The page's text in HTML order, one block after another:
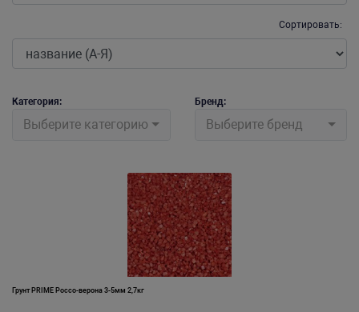
Сортировать:
Категория:
Выберите категорию
Бренд:
Выберите бренд
Грунт PRIME Россо-верона 3-5мм 2,7кг